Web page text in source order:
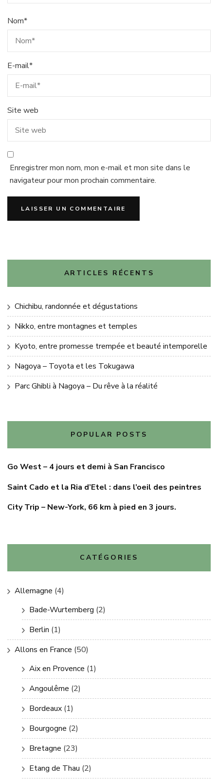
Nom*
E-mail*
Site web
Enregistrer mon nom, mon e-mail et mon site dans le
navigateur pour mon prochain commentaire.
ARTICLES RÉCENTS
Chichibu, randonnée et dégustations
Nikko, entre montagnes et temples
Kyoto, entre promesse trempée et beauté intemporelle
Nagoya – Toyota et les Tokugawa
Parc Ghibli à Nagoya – Du rêve à la réalité
POPULAR POSTS
Go West – 4 jours et demi à San Francisco
Saint Cado et la Ria d’Etel : dans l’oeil des peintres
City Trip – New-York, 66 km à pied en 3 jours.
CATÉGORIES
Allemagne (4)
Bade-Wurtemberg (2)
Berlin (1)
Allons en France (50)
Aix en Provence (1)
Angoulême (2)
Bordeaux (1)
Bourgogne (2)
Bretagne (23)
Etang de Thau (2)